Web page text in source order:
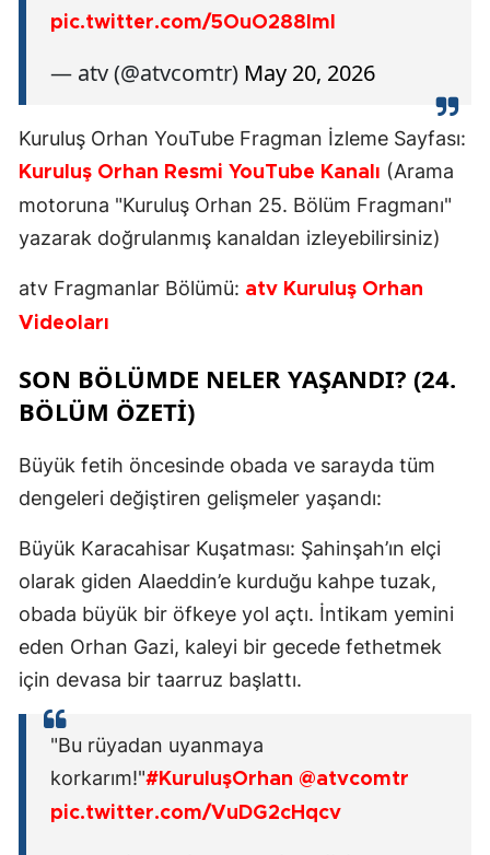
pic.twitter.com/5OuO288Iml
— atv (@atvcomtr) May 20, 2026
Kuruluş Orhan YouTube Fragman İzleme Sayfası:
Kuruluş Orhan Resmi YouTube Kanalı (Arama
motoruna "Kuruluş Orhan 25. Bölüm Fragmanı"
yazarak doğrulanmış kanaldan izleyebilirsiniz)
atv Fragmanlar Bölümü: atv Kuruluş Orhan
Videoları
SON BÖLÜMDE NELER YAŞANDI? (24.
BÖLÜM ÖZETI)
Büyük fetih öncesinde obada ve sarayda tüm
dengeleri değiştiren gelişmeler yaşandı:
Büyük Karacahisar Kuşatması: Şahinşah’ın elçi
olarak giden Alaeddin’e kurduğu kahpe tuzak,
obada büyük bir öfkeye yol açtı. İntikam yemini
eden Orhan Gazi, kaleyi bir gecede fethetmek
için devasa bir taarruz başlattı.
"Bu rüyadan uyanmaya
korkarım!"#KuruluşOrhan @atvcomtr
pic.twitter.com/VuDG2cHqcv